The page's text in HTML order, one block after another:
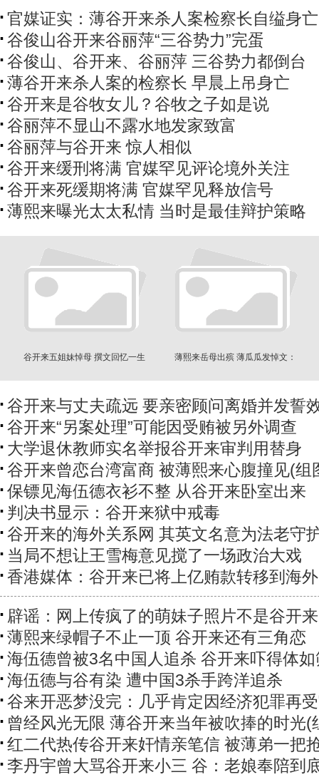
官媒证实：薄谷开来杀人案检察长自缢身亡
谷俊山谷开来谷丽萍“三谷势力”完蛋
谷俊山、谷开来、谷丽萍 三谷势力都倒台
薄谷开来杀人案的检察长 早晨上吊身亡
谷开来是谷牧女儿？谷牧之子如是说
谷丽萍不显山不露水地发家致富
谷丽萍与谷开来 惊人相似
谷开来缓刑将满 官媒罕见评论境外关注
谷开来死缓期将满 官媒罕见释放信号
薄熙来曝光太太私情 当时是最佳辩护策略
谷开来五姐妹悼母 撰文回忆一生
薄熙来岳母出殡 薄瓜瓜发悼文：
谷开来与丈夫疏远 要亲密顾问离婚并发誓
谷开来“另案处理”可能因受贿被另外调查
大学退休教师实名举报谷开来审判用替身
谷开来曾恋台湾富商 被薄熙来心腹撞见(组
保镖见海伍德衣衫不整 从谷开来卧室出来
判决书显示：谷开来狱中戒毒
谷开来的海外关系网 其英文名意为法老守
当局不想让王雪梅意见搅了一场政治大戏
香港媒体：谷开来已将上亿贿款转移到海外
辟谣：网上传疯了的萌妹子照片不是谷开来
薄熙来绿帽子不止一顶 谷开来还有三角恋
海伍德曾被3名中国人追杀 谷开来吓得体
海伍德与谷有染 遭中国3杀手跨洋追杀
谷来开恶梦没完：几乎肯定因经济犯罪再
曾经风光无限 薄谷开来当年被吹捧的时光(
红二代热传谷开来奸情亲笔信 被薄弟一把
李丹宇曾大骂谷开来小三 谷：老娘奉陪到